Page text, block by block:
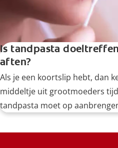
Is tandpasta
aften?
Als je een koortslip hebt, dan
middeltje uit grootmoeders
tandpasta moet op